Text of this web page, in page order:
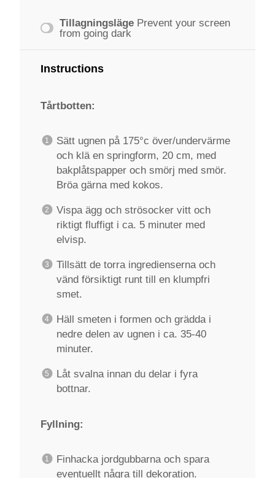
Tillagningsläge Prevent your screen
from going dark
Instructions
Tårtbotten:
Sätt ugnen på 175°c över/undervärme
och klä en springform, 20 cm, med
bakplåtspapper och smörj med smör.
Bröa gärna med kokos.
Vispa ägg och strösocker vitt och
riktigt fluffigt i ca. 5 minuter med
elvisp.
Tillsätt de torra ingredienserna och
vänd försiktigt runt till en klumpfri
smet.
Häll smeten i formen och grädda i
nedre delen av ugnen i ca. 35-40
minuter.
Låt svalna innan du delar i fyra
bottnar.
Fyllning:
Finhacka jordgubbarna och spara
eventuellt några till dekoration.